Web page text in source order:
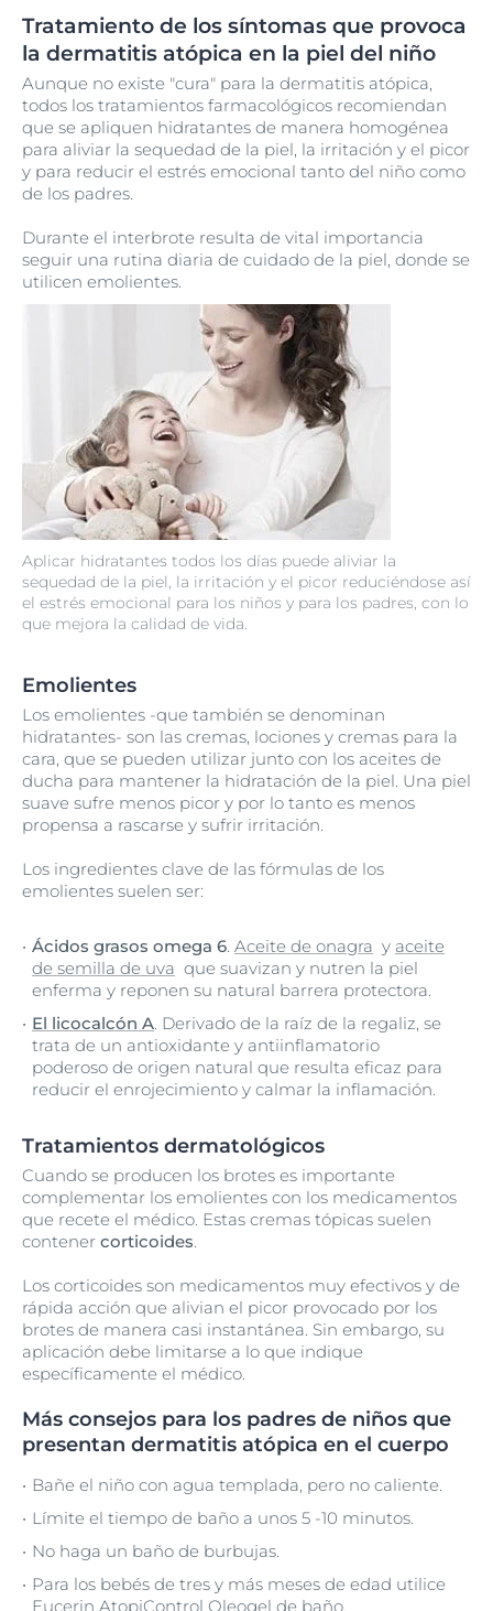
Tratamiento de los síntomas que provoca
la dermatitis atópica en la piel del niño
Aplicar hidratantes todos los días puede aliviar la
sequedad de la piel, la irritación y el picor reduciéndose así
el estrés emocional para los niños y para los padres, con lo
que mejora la calidad de vida.
Aunque no existe "cura" para la dermatitis atópica,
todos los tratamientos farmacológicos recomiendan
que se apliquen hidratantes de manera homogénea
para aliviar la sequedad de la piel, la irritación y el picor
y para reducir el estrés emocional tanto del niño como
de los padres.
Durante el interbrote resulta de vital importancia
seguir una rutina diaria de cuidado de la piel, donde se
utilicen emolientes.
Emolientes
Los emolientes -que también se denominan
hidratantes- son las cremas, lociones y cremas para la
cara, que se pueden utilizar junto con los aceites de
ducha para mantener la hidratación de la piel. Una piel
suave sufre menos picor y por lo tanto es menos
propensa a rascarse y sufrir irritación.
Los ingredientes clave de las fórmulas de los
emolientes suelen ser:
Ácidos grasos omega 6. Aceite de onagra y aceite
de semilla de uva que suavizan y nutren la piel
enferma y reponen su natural barrera protectora.
El licocalcón A. Derivado de la raíz de la regaliz, se
trata de un antioxidante y antiinflamatorio
poderoso de origen natural que resulta eficaz para
reducir el enrojecimiento y calmar la inflamación.
Tratamientos dermatológicos
Cuando se producen los brotes es importante
complementar los emolientes con los medicamentos
que recete el médico. Estas cremas tópicas suelen
contener corticoides.
Los corticoides son medicamentos muy efectivos y de
rápida acción que alivian el picor provocado por los
brotes de manera casi instantánea. Sin embargo, su
aplicación debe limitarse a lo que indique
específicamente el médico.
Más consejos para los padres de niños que
presentan dermatitis atópica en el cuerpo
Bañe el niño con agua templada, pero no caliente.
Límite el tiempo de baño a unos 5 -10 minutos.
No haga un baño de burbujas.
Para los bebés de tres y más meses de edad utilice
Eucerin AtopiControl Oleogel de baño.